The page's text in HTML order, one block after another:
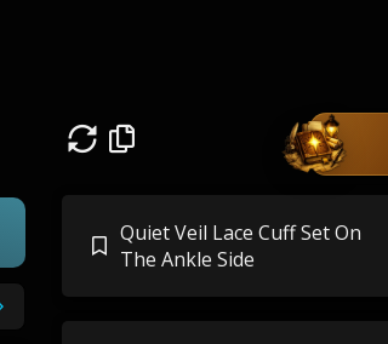
Quiet Veil Lace Cuff Set On
The Ankle Side